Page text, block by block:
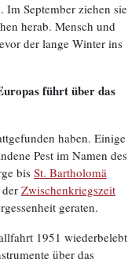
Im September ziehen sie
herab. Mensch und
der lange Winter ins
führt über das
haben. Einige
Pest im Namen des
bis St. Bartholomä
Zwischenkriegszeit
geraten.
1951 wiederbelebt
über das